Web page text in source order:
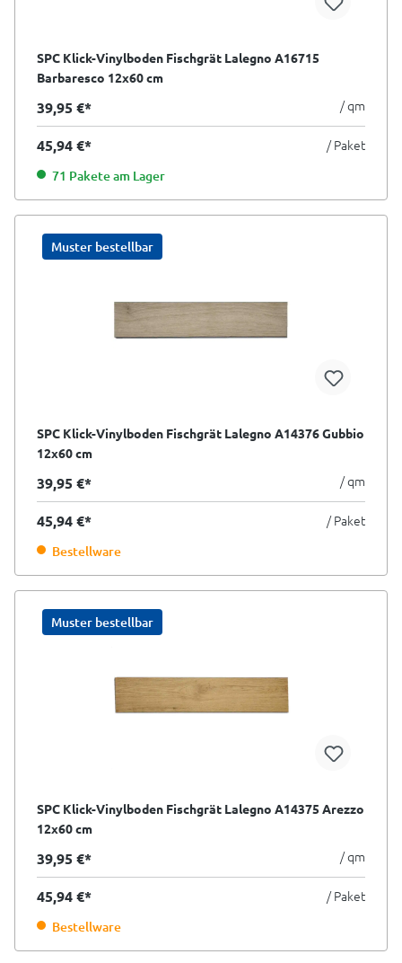
SPC Klick-Vinylboden Fischgrät Lalegno A16715
Barbaresco 12x60 cm
39,95 €* / qm
45,94 €* / Paket
71 Pakete am Lager
Muster bestellbar
SPC Klick-Vinylboden Fischgrät Lalegno A14376 Gubbio
12x60 cm
39,95 €* / qm
45,94 €* / Paket
Bestellware
Muster bestellbar
SPC Klick-Vinylboden Fischgrät Lalegno A14375 Arezzo
12x60 cm
39,95 €* / qm
45,94 €* / Paket
Bestellware